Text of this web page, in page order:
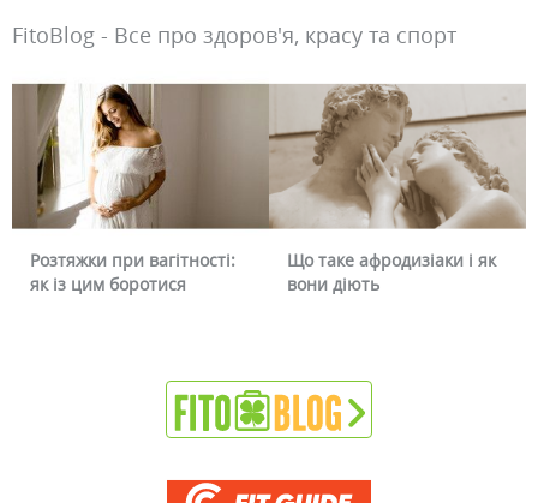
FitoBlog - Все про здоров'я, красу та спорт
Розтяжки при вагітності:
як із цим боротися
Що таке афродизіаки і як
вони діють